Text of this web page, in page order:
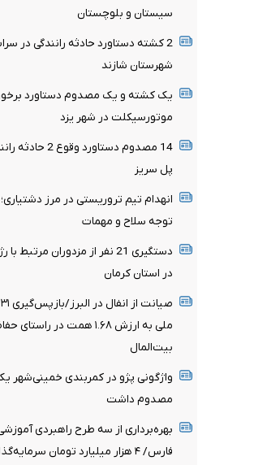
سیستان و بلوچستان
2 کشته دستاورد حادثه رانندگی در
شهرستان شازند
یک کشته و یک مصدوم دستاورد
موتورسیکلت در شهر یزد
14 مصدوم دستاورد
پل سریز
انهدام تیم تروریستی در مرز
توجه سلاح و مهمات
دستگیری 21 نفر از مزدوران
در استان کرمان
ملی به ارزش ۱.۶۸ همت در
بیت‌المال
واژگونی پژو در کمربندی خمینی‌شهر
مصدوم داشت
بهره‌برداری از سه طرح راهبردی
فارس/ ۴ هزار میلیارد تومان